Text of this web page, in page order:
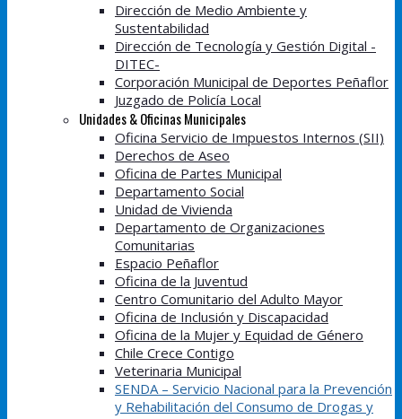
Dirección de Medio Ambiente y
Sustentabilidad
Dirección de Tecnología y Gestión Digital -
DITEC-
Corporación Municipal de Deportes Peñaflor
Juzgado de Policía Local
Unidades & Oficinas Municipales
Oficina Servicio de Impuestos Internos (SII)
Derechos de Aseo
Oficina de Partes Municipal
Departamento Social
Unidad de Vivienda
Departamento de Organizaciones
Comunitarias
Espacio Peñaflor
Oficina de la Juventud
Centro Comunitario del Adulto Mayor
Oficina de Inclusión y Discapacidad
Oficina de la Mujer y Equidad de Género
Chile Crece Contigo
Veterinaria Municipal
SENDA – Servicio Nacional para la Prevención
y Rehabilitación del Consumo de Drogas y